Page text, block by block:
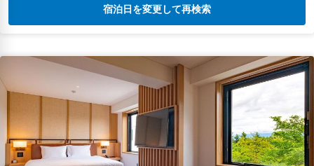
宿泊日を変更して再検索